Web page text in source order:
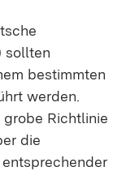
sollten
bestimmten
werden.
Richtlinie
die